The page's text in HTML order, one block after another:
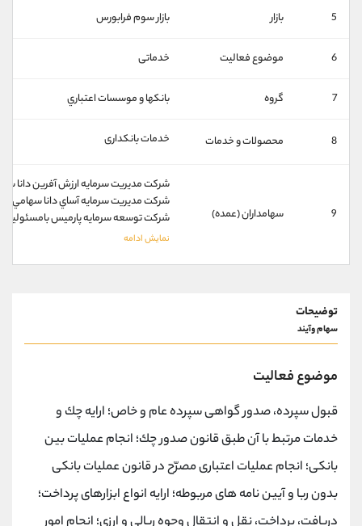
5 بازار بازار سوم فرابورس
6 موضوع فعالیت خدماتی
7 گروه بانكها و موسسات اعتباري
8 محصولات و خدمات خدمات بانکداری
9 سهامداران (عمده)
شركت مديريت سرمايه ارزش آفرين دانا
شركت مديريت سرمايه آساي دانا سهامي
شركت توسعه سرمايه پارميس بامسئوليت
توضیحات
سهام وآیند
موضوع فعالیت
قبول سپرده، صدور گواهی سپرده عام و خاص؛ ارایه چك و
خدمات مرتبط با آن طبق قانون صدور چك؛ انجام عملیات بین
بانكی؛ انجام عملیات اعتباری مصرّح در قانون عملیات بانكی
بدون ربا و آیین نامه های مربوطه؛ ارایه انواع ابزارهای پرداخت؛